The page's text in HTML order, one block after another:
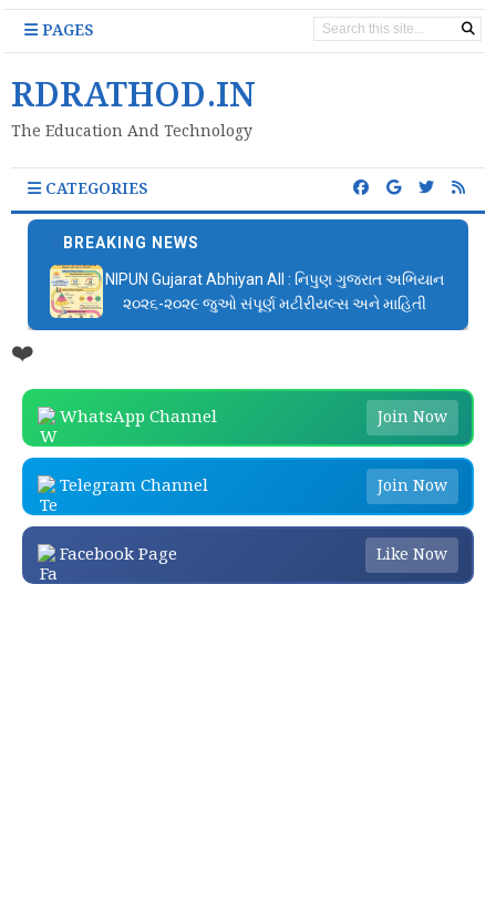
PAGES
RDRATHOD.IN
The Education And Technology
CATEGORIES
BREAKING NEWS
NIPUN Gujarat Abhiyan All : નિપુણ ગુજરાત અભિયાન
૨૦૨૬-૨૦૨૯ જુઓ સંપૂર્ણ મટીરીયલ્સ અને માહિતી
❤️
WhatsApp Channel Join Now
Telegram Channel Join Now
Facebook Page Like Now